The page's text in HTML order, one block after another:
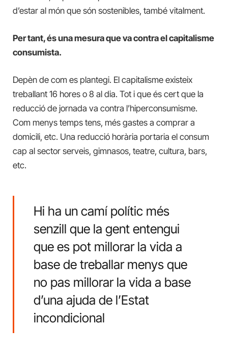
d’estar al món que són sostenibles, també vitalment.
Per tant, és una mesura que va contra el capitalisme
consumista.
Depèn de com es plantegi. El capitalisme existeix
treballant 16 hores o 8 al dia. Tot i que és cert que la
reducció de jornada va contra l’hiperconsumisme.
Com menys temps tens, més gastes a comprar a
domicili, etc. Una reducció horària portaria el consum
cap al sector serveis, gimnasos, teatre, cultura, bars,
etc.
Hi ha un camí polític més
senzill que la gent entengui
que es pot millorar la vida a
base de treballar menys que
no pas millorar la vida a base
d’una ajuda de l’Estat
incondicional